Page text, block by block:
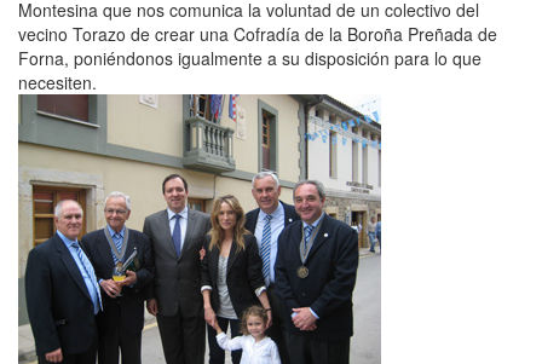
Montesina que nos comunica la voluntad de un colectivo del
vecino Torazo de crear una Cofradía de la Boroña Preñada de
Forna, poniéndonos igualmente a su disposición para lo que
necesiten.